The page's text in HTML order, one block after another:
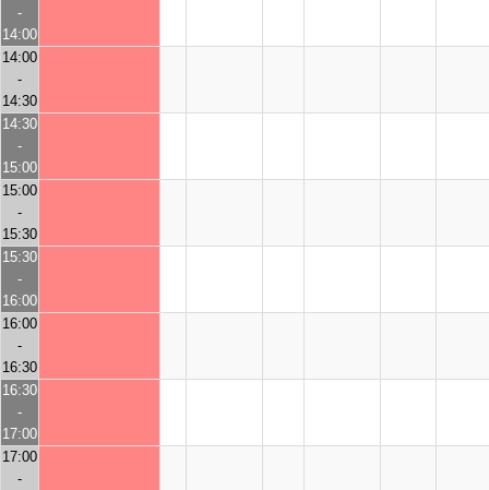
-
14:00
14:00
-
14:30
14:30
-
15:00
15:00
-
15:30
15:30
-
16:00
16:00
-
16:30
16:30
-
17:00
17:00
-